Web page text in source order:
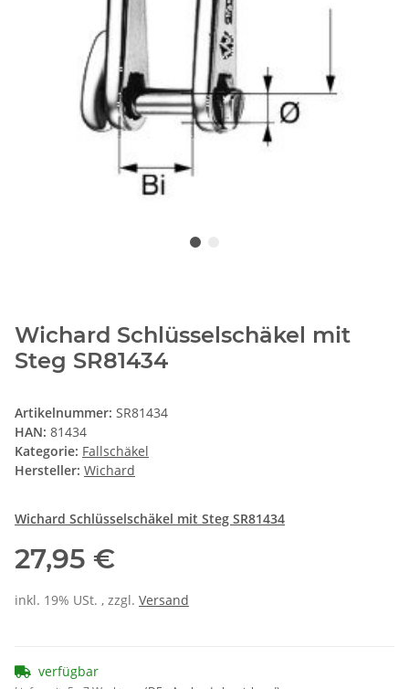
Wichard Schlüsselschäkel mit
Steg SR81434
Artikelnummer: SR81434
HAN: 81434
Kategorie: Fallschäkel
Hersteller: Wichard
Wichard Schlüsselschäkel mit Steg SR81434
27,95 €
inkl. 19% USt. , zzgl. Versand
verfügbar